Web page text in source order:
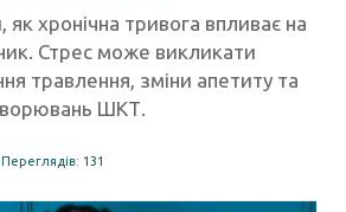
як хронічна тривога впливає на
Стрес може викликати
травлення, зміни апетиту та
ШКТ.
Переглядів: 131